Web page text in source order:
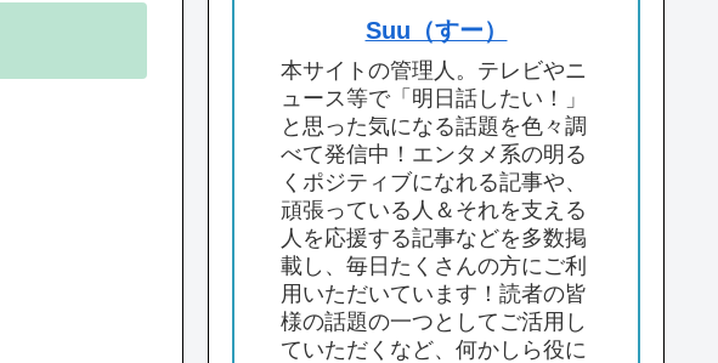
Suu（すー）
本サイトの管理人。テレビやニ
ュース等で「明日話したい！」
と思った気になる話題を色々調
べて発信中！エンタメ系の明る
くポジティブになれる記事や、
頑張っている人＆それを支える
人を応援する記事などを多数掲
載し、毎日たくさんの方にご利
用いただいています！読者の皆
様の話題の一つとしてご活用し
ていただくなど、何かしら役に